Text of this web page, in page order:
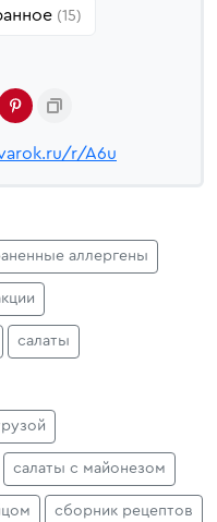
(15)
r/A6u
аллергены
салаты
салаты с майонезом
сборник рецептов